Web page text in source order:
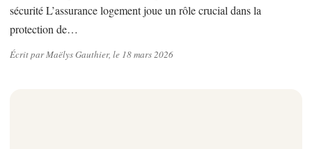
sécurité L’assurance logement joue un rôle crucial dans la
protection de…
Écrit par Maëlys Gauthier, le 18 mars 2026